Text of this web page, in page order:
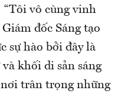
“Tôi vô cùng vinh
đốc Sáng tạo
sự hào bởi đây là
khối di sản sáng
trân trọng những